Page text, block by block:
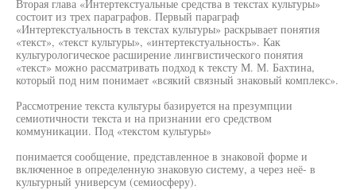
Вторая глава «Интертекстуальные средства в текстах культуры»
состоит из трех параграфов. Первый параграф
«Интертекстуальность в текстах культуры» раскрывает понятия
«текст», «текст культуры», «интертекстуальность». Как
культурологическое расширение лингвистического понятия
«текст» можно рассматривать подход к тексту М. М. Бахтина,
который под ним понимает «всякий связный знаковый комплекс».
Рассмотрение текста культуры базируется на презумпции
семиотичности текста и на признании его средством
коммуникации. Под «текстом культуры»
понимается сообщение, представленное в знаковой форме и
включенное в определенную знаковую систему, а через неё- в
культурный универсум (семиосферу).